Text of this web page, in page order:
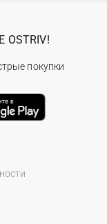
покупки